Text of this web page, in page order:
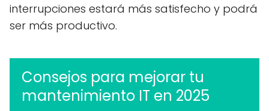
interrupciones estará más satisfecho y podrá
ser más productivo.
Consejos para mejorar tu
mantenimiento IT en 2025